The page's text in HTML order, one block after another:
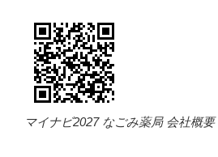
マイナビ2027 なごみ薬局 会社概要